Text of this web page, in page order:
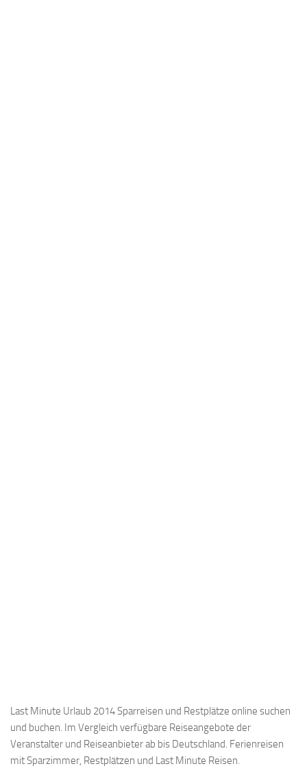
Last Minute Urlaub 2014 Sparreisen und Restplätze online suchen
und buchen. Im Vergleich verfügbare Reiseangebote der
Veranstalter und Reiseanbieter ab bis Deutschland. Ferienreisen
mit Sparzimmer, Restplätzen und Last Minute Reisen.